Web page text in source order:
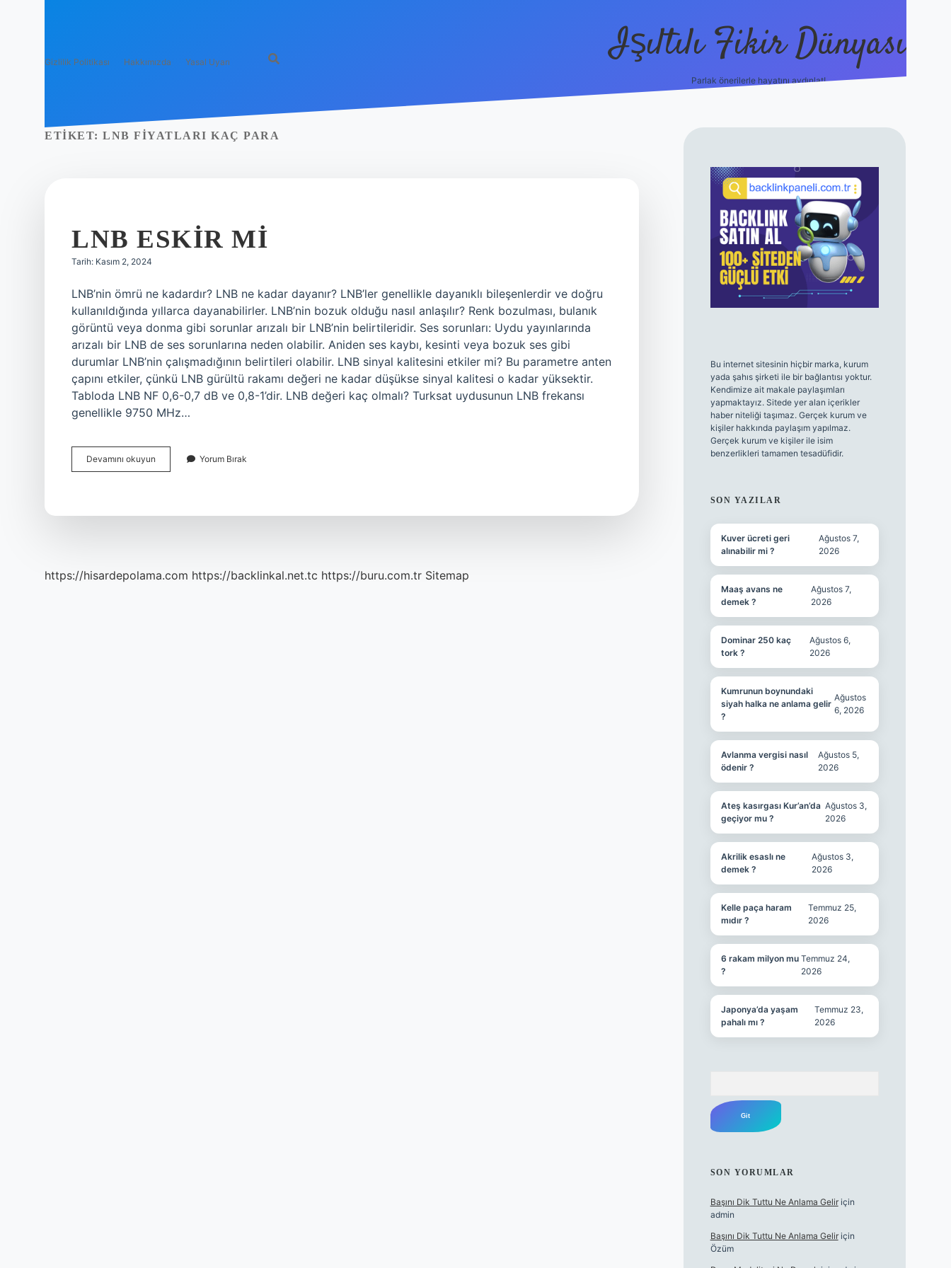
Gizlilik Politikası Hakkımızda Yasal Uyarı Işıltılı Fikir Dünyası
Parlak önerilerle hayatını aydınlat!
ETIKET: LNB FIYATLARI KAÇ PARA
LNB ESKIR MI
Tarih: Kasım 2, 2024
LNB’nin ömrü ne kadardır? LNB ne kadar dayanır? LNB’ler genellikle dayanıklı bileşenlerdir ve doğru
kullanıldığında yıllarca dayanabilirler. LNB’nin bozuk olduğu nasıl anlaşılır? Renk bozulması, bulanık
görüntü veya donma gibi sorunlar arızalı bir LNB’nin belirtileridir. Ses sorunları: Uydu yayınlarında
arızalı bir LNB de ses sorunlarına neden olabilir. Aniden ses kaybı, kesinti veya bozuk ses gibi
durumlar LNB’nin çalışmadığının belirtileri olabilir. LNB sinyal kalitesini etkiler mi? Bu parametre anten
çapını etkiler, çünkü LNB gürültü rakamı değeri ne kadar düşükse sinyal kalitesi o kadar yüksektir.
Tabloda LNB NF 0,6-0,7 dB ve 0,8-1’dir. LNB değeri kaç olmalı? Turksat uydusunun LNB frekansı
genellikle 9750 MHz…
Devamını okuyun
Eskir
Yorum Bırak
https://hisardepolama.com https://backlinkal.net.tc https://buru.com.tr Sitemap
SIDEBAR
Bu internet sitesinin hiçbir marka, kurum
yada şahıs şirketi ile bir bağlantısı yoktur.
Kendimize ait makale paylaşımları
yapmaktayız. Sitede yer alan içerikler
haber niteliği taşımaz. Gerçek kurum ve
kişiler hakkında paylaşım yapılmaz.
Gerçek kurum ve kişiler ile isim
benzerlikleri tamamen tesadüfidir.
SON YAZILAR
Kuver ücreti geri
alınabilir mi ?
Ağustos 7,
2026
Maaş avans ne
demek ?
Ağustos 7,
2026
Dominar 250 kaç
tork ?
Ağustos 6,
2026
Kumrunun boynundaki
siyah halka ne anlama gelir
?
Ağustos
6, 2026
Avlanma vergisi nasıl
ödenir ?
Ağustos 5,
2026
Ateş kasırgası Kur’an’da
geçiyor mu ?
Ağustos 3,
2026
Akrilik esaslı ne
demek ?
Ağustos 3,
2026
Kelle paça haram
mıdır ?
Temmuz 25,
2026
6 rakam milyon mu
?
Temmuz 24,
2026
Japonya’da yaşam
pahalı mı ?
Temmuz 23,
2026
SON YORUMLAR
Başını Dik Tuttu Ne Anlama Geliriçin
admin
Başını Dik Tuttu Ne Anlama Geliriçin
Özüm
ilbet canlı